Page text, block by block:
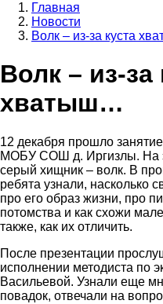
Строка
навигации
Главная
Новости
Волк – из-за куста
Волк – из-за
хватыш…
12 декабря прошло
МОБУ СОШ д. Иргизлы. На
серый хищник – волк. В
ребята узнали, насколько
про его образ жизни, про
потомства и как схожи
также, как их отличить.
После презентации
исполнении методиста по
Васильевой. Узнали еще
повадок, отвечали на